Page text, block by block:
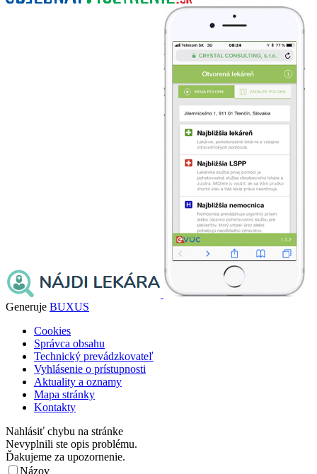
Generuje BUXUS
Cookies
Správca obsahu
Technický prevádzkovateľ
Vyhlásenie o prístupnosti
Aktuality a oznamy
Mapa stránky
Kontakty
Nahlásiť chybu na stránke
Nevyplnili ste opis problému.
Ďakujeme za upozornenie.
Názov